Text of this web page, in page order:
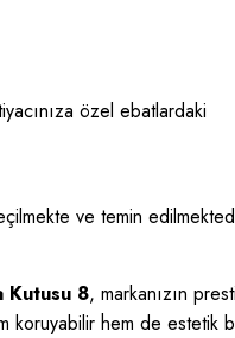
özel ebatlardaki
ve temin
Kutusu 8, markanızın
koruyabilir hem de estetik